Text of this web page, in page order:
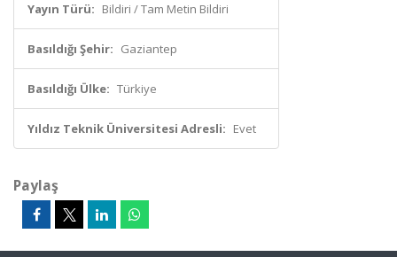
Yayın Türü: Bildiri / Tam Metin Bildiri
Basıldığı Şehir: Gaziantep
Basıldığı Ülke: Türkiye
Yıldız Teknik Üniversitesi Adresli: Evet
Paylaş